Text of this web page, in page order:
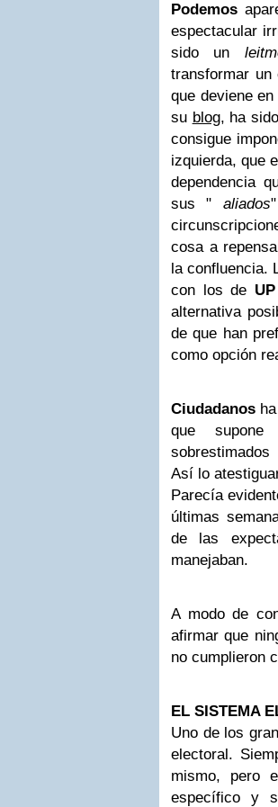
Podemos
espectacular
sido un
transformar un
que deviene en
su blog, ha
consigue
izquierda, que
dependencia
sus " aliados
cosa a
la confluencia.
con los de UP
alternativa
de que han
como opción
Ciudadanos
que supone
Así lo
Parecía
últimas
de las
manejaban.
A modo de
afirmar que
no cumplieron
EL SISTEMA
Uno de los
electoral.
mismo, pero
específico y